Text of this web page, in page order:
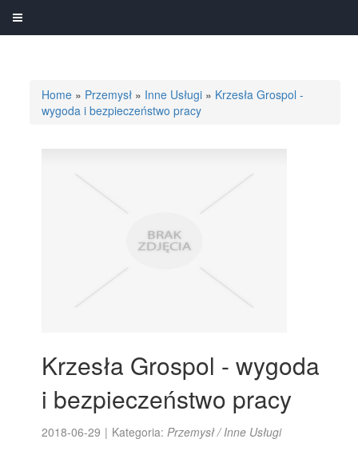
Home » Przemysł » Inne Usługi » Krzesła Grospol -
wygoda i bezpieczeństwo pracy
Krzesła Grospol - wygoda
i bezpieczeństwo pracy
2018-06-29 | Kategoria:Przemysł / Inne Usługi